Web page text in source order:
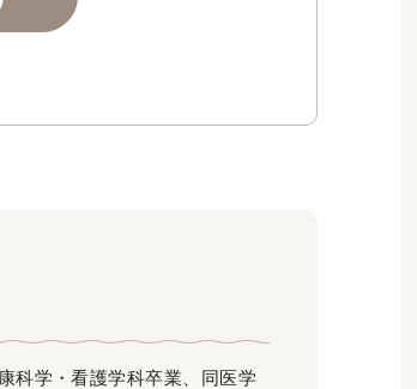
科学・看護学科卒業、同医学